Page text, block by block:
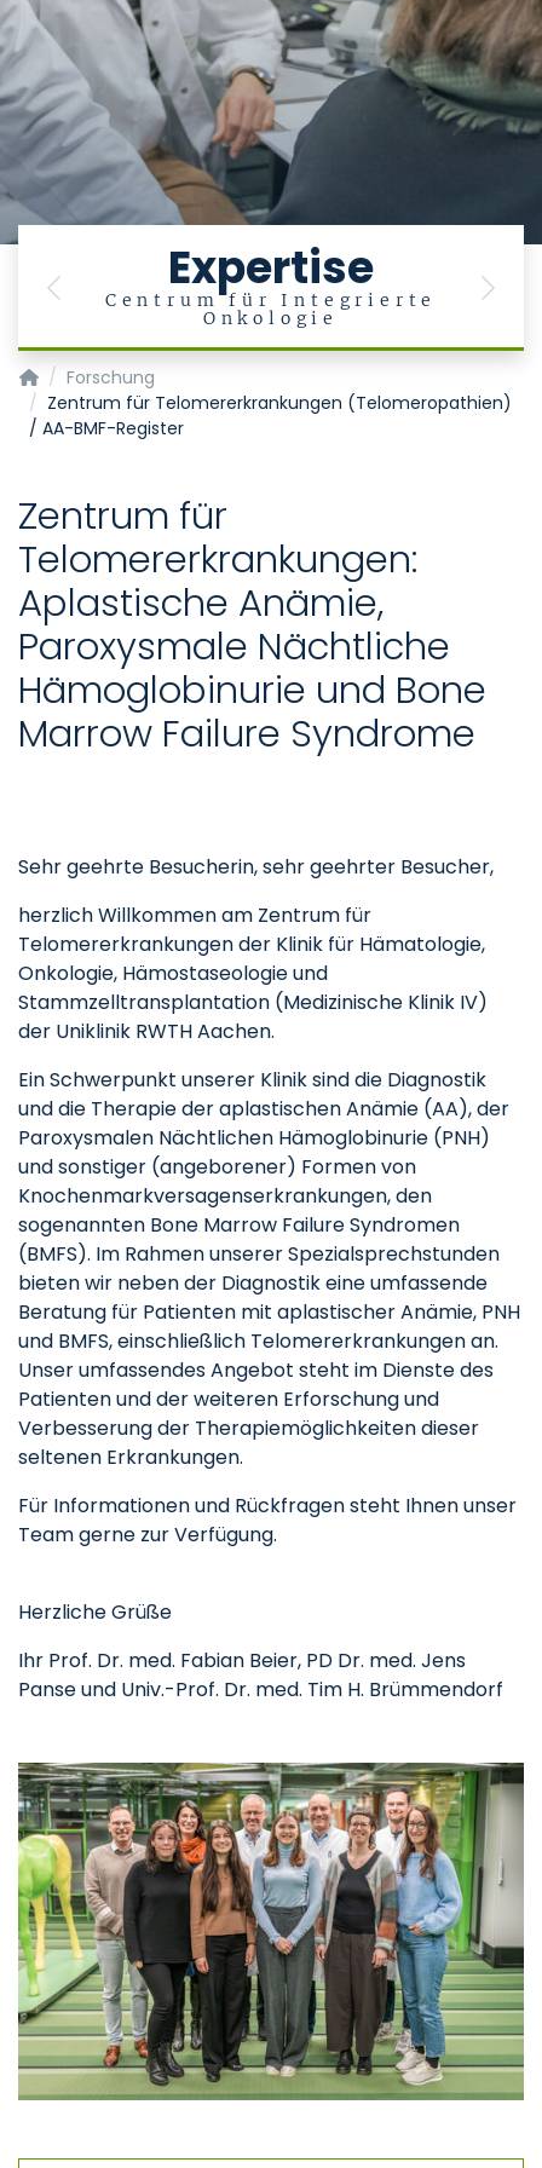
Expertise
Centrum für Integrierte
Onkologie
Previous Next
Klinik für Hämatologie, Onkologie, Hämostaseologie und
Forschung
Zentrum für Telomererkrankungen (Telomeropathien)
/ AA-BMF-Register
Zentrum für
Telomererkrankungen:
Aplastische Anämie,
Paroxysmale Nächtliche
Hämoglobinurie und Bone
Marrow Failure Syndrome
Sehr geehrte Besucherin, sehr geehrter Besucher,
herzlich Willkommen am Zentrum für
Telomererkrankungen der Klinik für Hämatologie,
Onkologie, Hämostaseologie und
Stammzelltransplantation (Medizinische Klinik IV)
der Uniklinik RWTH Aachen.
Ein Schwerpunkt unserer Klinik sind die Diagnostik
und die Therapie der aplastischen Anämie (AA), der
Paroxysmalen Nächtlichen Hämoglobinurie (PNH)
und sonstiger (angeborener) Formen von
Knochenmarkversagenserkrankungen, den
sogenannten Bone Marrow Failure Syndromen
(BMFS). Im Rahmen unserer Spezialsprechstunden
bieten wir neben der Diagnostik eine umfassende
Beratung für Patienten mit aplastischer Anämie, PNH
und BMFS, einschließlich Telomererkrankungen an.
Unser umfassendes Angebot steht im Dienste des
Patienten und der weiteren Erforschung und
Verbesserung der Therapiemöglichkeiten dieser
seltenen Erkrankungen.
Für Informationen und Rückfragen steht Ihnen unser
Team gerne zur Verfügung.
Herzliche Grüße
Ihr Prof. Dr. med. Fabian Beier, PD Dr. med. Jens
Panse und Univ.-Prof. Dr. med. Tim H. Brümmendorf